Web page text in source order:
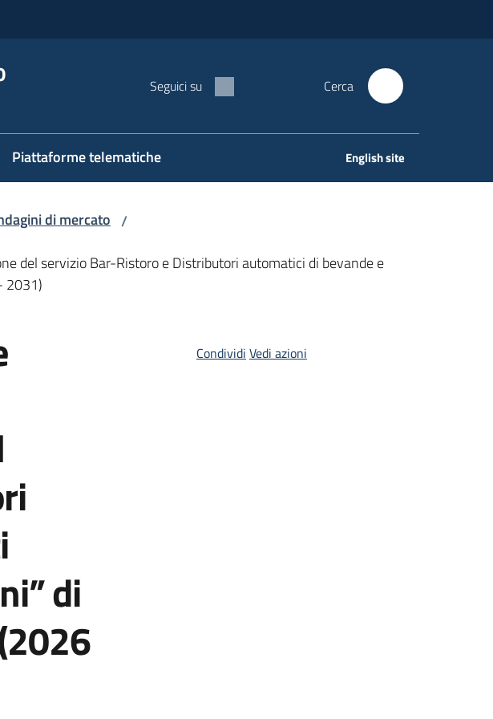
Seguici su Cerca
Piattaforme telematiche English site
di mercato /
del servizio Bar-Ristoro e Distributori automatici di bevande e
2031)
di
Condividi Vedi azioni